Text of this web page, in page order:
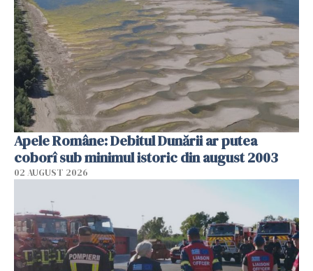
Apele Române: Debitul Dunării ar putea
coborî sub minimul istoric din august 2003
02 AUGUST 2026